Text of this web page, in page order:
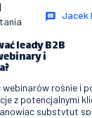
Jacek
|
leady B2B
i
rośnie i
z potencjalnymi
substytut